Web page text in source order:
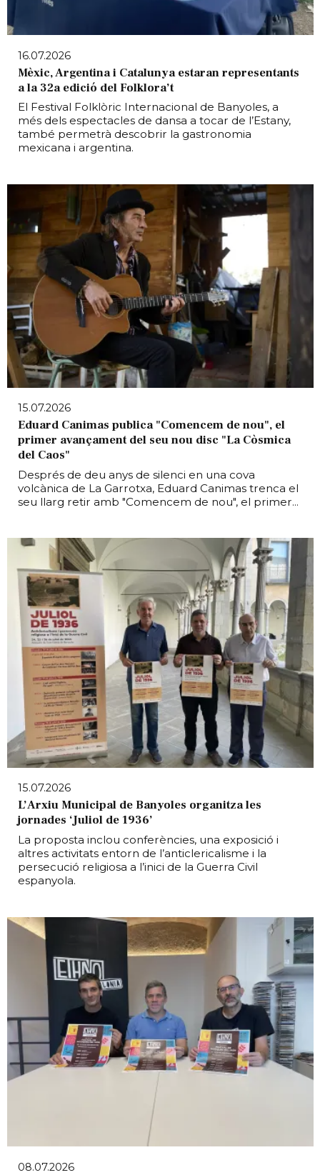
16.07.2026
Mèxic, Argentina i Catalunya estaran representants
a la 32a edició del Folklora’t
El Festival Folklòric Internacional de Banyoles, a
més dels espectacles de dansa a tocar de l’Estany,
també permetrà descobrir la gastronomia
mexicana i argentina.
15.07.2026
Eduard Canimas publica "Comencem de nou", el
primer avançament del seu nou disc "La Còsmica
del Caos"
Després de deu anys de silenci en una cova
volcànica de La Garrotxa, Eduard Canimas trenca el
seu llarg retir amb "Comencem de nou", el primer...
15.07.2026
L’Arxiu Municipal de Banyoles organitza les
jornades ‘Juliol de 1936’
La proposta inclou conferències, una exposició i
altres activitats entorn de l’anticlericalisme i la
persecució religiosa a l’inici de la Guerra Civil
espanyola.
08.07.2026